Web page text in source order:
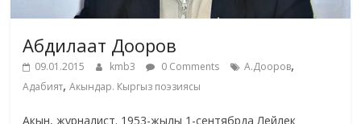
Абдилаат Дооров
09.01.2015 kmb3 0 Comments А.Дооров,
Адабият,Акындар. Кыргыз поэзиясы
Акын, журналист. 1953-жылы 1-сентябрда Лейлек